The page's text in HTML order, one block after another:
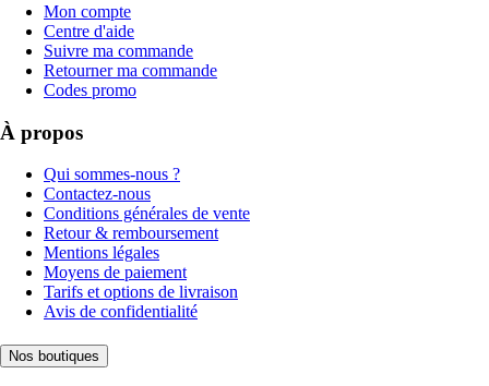
Mon compte
Centre d'aide
Suivre ma commande
Retourner ma commande
Codes promo
À propos
Qui sommes-nous ?
Contactez-nous
Conditions générales de vente
Retour & remboursement
Mentions légales
Moyens de paiement
Tarifs et options de livraison
Avis de confidentialité
Nos boutiques